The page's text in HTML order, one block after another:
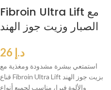
Fibroin Ultra Lift مع
الصبار وزيت جوز الهند
د.إ
استمتعي ببشرة مشدودة ومغذية مع
قناع Fibroin Ultra Lift بزيت جوز الهند
والألوة فيرا، مناسب لجميع أنواع